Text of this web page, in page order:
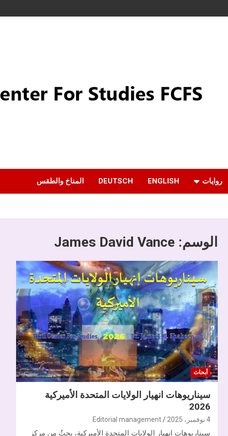
روايات ENGLISH
DEUTSCH المناخ والطقس
الوسم: James David Vance
أبحاث
سيناريوهات انهيار الولايات المتحدة الأميركية
2026
4 نوفمبر، 2025 Editorial management
سيناريوهات انهيار الولايات المتحدة الأميركية، بحثٌ من مركز